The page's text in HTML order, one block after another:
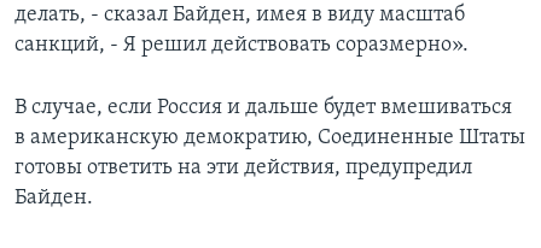
делать, - сказал Байден, имея в виду масштаб
санкций, - Я решил действовать соразмерно».
В случае, если Россия и дальше будет вмешиваться
в американскую демократию, Соединенные Штаты
готовы ответить на эти действия, предупредил
Байден.